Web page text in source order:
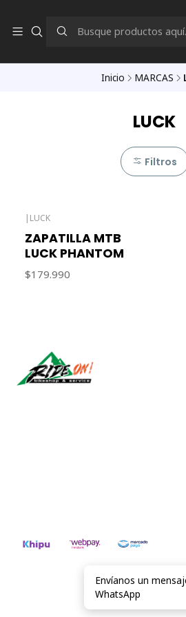
Inicio MARCAS
LUCK
Filtros
| LUCK
ZAPATILLA MTB
LUCK PHANTOM
$179.990
Todos los derechos reservados.
Envíanos un
WhatsApp